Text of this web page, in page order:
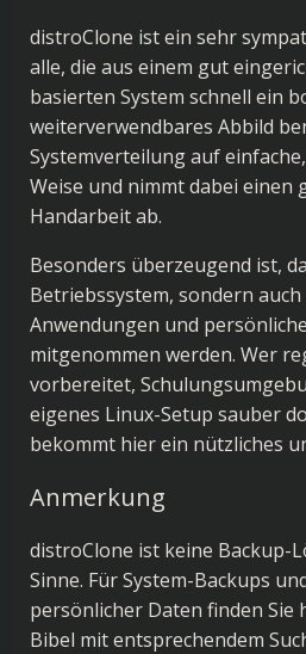
distroClone ist ein sehr
alle, die aus einem gut
basierten System schnell ein
weiterverwendbares Abbild
Systemverteilung auf
Weise und nimmt dabei einen
Handarbeit ab.
Besonders überzeugend ist,
Betriebssystem, sondern
Anwendungen und
mitgenommen werden. Wer
vorbereitet,
eigenes Linux-Setup sauber
bekommt hier ein nützliches
Anmerkung
distroClone ist keine Backup-
Sinne. Für System-Backups
persönlicher Daten finden Sie
Bibel mit entsprechendem